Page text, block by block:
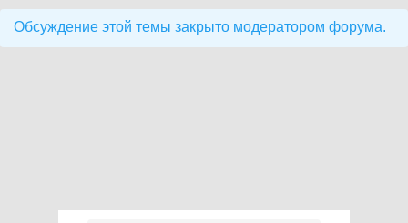
Обсуждение этой темы закрыто модератором форума.